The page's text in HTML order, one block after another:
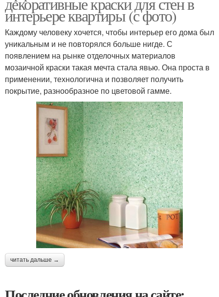
интерьере квартиры (с фото)
Каждому человеку хочется, чтобы интерьер его дома был
уникальным и не повторялся больше нигде. С
появлением на рынке отделочных материалов
мозаичной краски такая мечта стала явью. Она проста в
применении, технологична и позволяет получить
покрытие, разнообразное по цветовой гамме.
читать дальше →